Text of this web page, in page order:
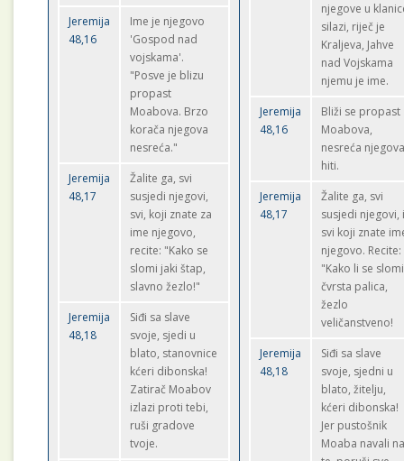
Jeremija
48,16
Ime je njegovo
'Gospod nad
vojskama'.
"Posve je blizu
propast
Moabova. Brzo
korača njegova
nesreća."
Jeremija
48,17
Žalite ga, svi
susjedi njegovi,
svi, koji znate za
ime njegovo,
recite: "Kako se
slomi jaki štap,
slavno žezlo!"
Jeremija
48,18
Siđi sa slave
svoje, sjedi u
blato, stanovnice
kćeri dibonska!
Zatirač Moabov
izlazi proti tebi,
ruši gradove
tvoje.
njegove u
silazi, riječ je
Kraljeva, Jahve
nad Vojskama
njemu je ime.
Jeremija
48,16
Bliži se propast
Moabova,
nesreća
hiti.
Jeremija
48,17
Žalite ga, svi
susjedi njegovi,
svi koji znate
njegovo. Recite:
"Kako li se slomi
čvrsta palica,
žezlo
veličanstveno!
Jeremija
48,18
Siđi sa slave
svoje, sjedni u
blato, žitelju,
kćeri dibonska!
Jer pustošnik
Moaba navali